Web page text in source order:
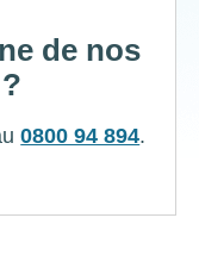
de nos
0800 94 894.